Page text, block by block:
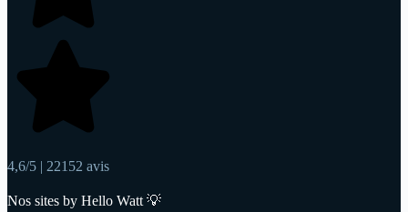
4,6/5 | 22152 avis
Nos sites by Hello Watt 💡